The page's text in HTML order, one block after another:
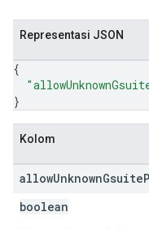
Representasi JSON
{
}
Kolom
allowUnknownGsuite
boolean